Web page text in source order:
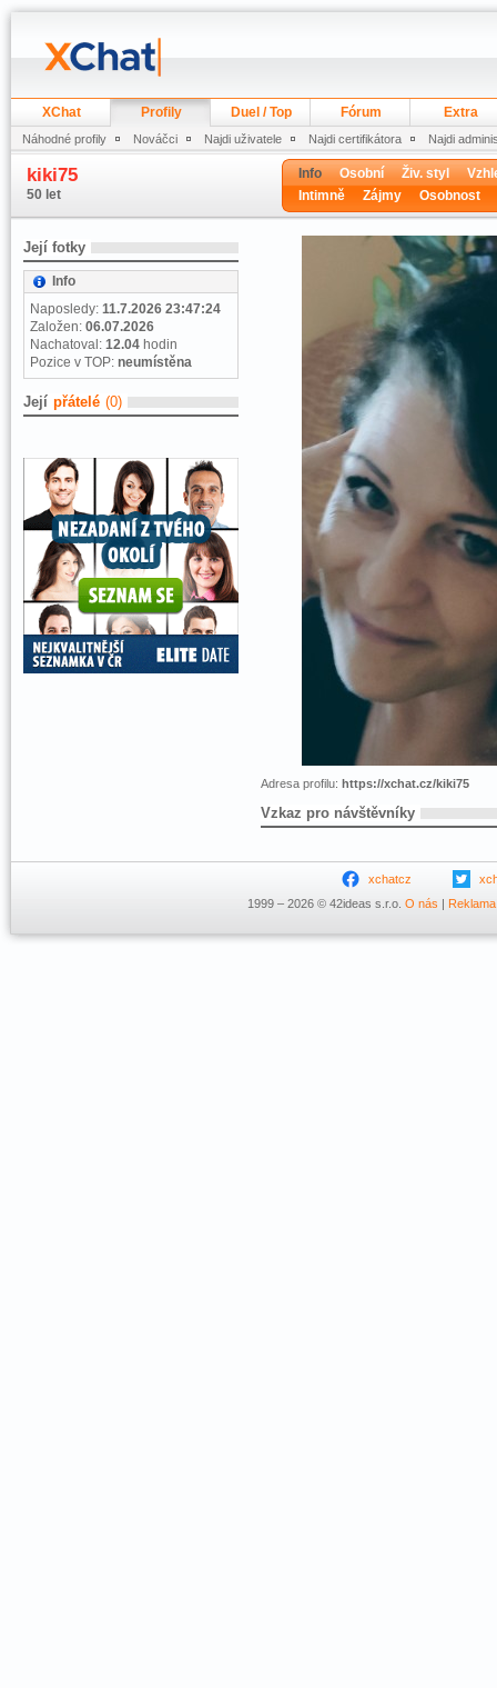
XChat Profily Duel / Top Fórum Extra
Náhodné profily Nováčci Najdi uživatele Najdi certifikátora Najdi
kiki75
50 let
Info Osobní Živ. styl
Intimně
Zájmy Osobnost
Její fotky
Info
Naposledy: 11.7.2026 23:47:24
Založen: 06.07.2026
Nachatoval: 12.04 hodin
Pozice v TOP: neumístěna
Její přátelé (0)
Adresa profilu: https://xchat.cz/kiki75
Vzkaz pro návštěvníky
xchatcz
1999 – 2026 © 42ideas s.r.o. O nás | Reklama